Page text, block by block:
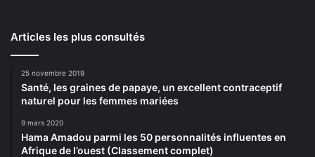
Articles les plus consultés
25 novembre 2019
Santé, les graines de papaye, un excellent contraceptif
naturel pour les femmes mariées
9 mars 2020
Hama Amadou parmi les 50 personnalités influentes en
Afrique de l’ouest (Classement complet)